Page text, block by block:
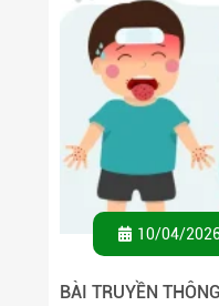
10/04/
BÀI TRUYỀN